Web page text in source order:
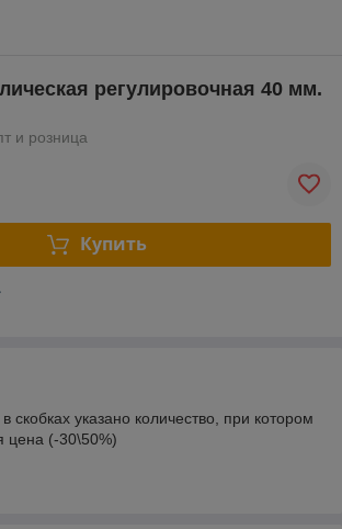
регулировочная 40 мм.
и розница
Купить
скобках указано количество, при котором
цена (-30\50%)